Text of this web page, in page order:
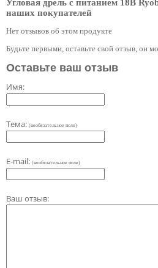
Угловая дрель с питанием 18В
наших покупателей
Нет отзывов об этом продукте
Будьте первыми, оставьте свой отзыв, он
Оставьте ваш отзыв
Имя:
Тема: (необязательное поле)
E-mail: (необязательное поле)
Ваш отзыв: